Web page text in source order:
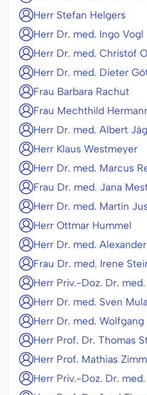
Herr Stefan Helgers
Herr Dr. med. Ingo Vogl
Herr Dr. med. Christof
Herr Dr. med. Dieter
Frau Barbara Rachut
Frau Mechthild
Herr Dr. med. Albert
Herr Klaus Westmeyer
Herr Dr. med. Marcus
Frau Dr. med. Jana
Herr Dr. med. Martin
Herr Ottmar Hummel
Herr Dr. med.
Frau Dr. med. Irene
Herr Priv.-Doz. Dr.
Herr Dr. med. Sven
Herr Dr. med. Wolfgang
Herr Prof. Dr. Thomas
Herr Prof. Mathias
Herr Priv.-Doz. Dr.